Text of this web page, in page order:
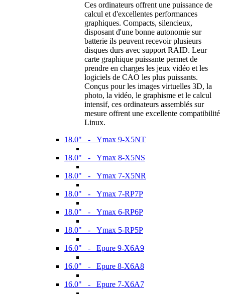
Ces ordinateurs offrent une puissance de
calcul et d'excellentes performances
graphiques. Compacts, silencieux,
disposant d'une bonne autonomie sur
batterie ils peuvent recevoir plusieurs
disques durs avec support RAID. Leur
carte graphique puissante permet de
prendre en charges les jeux vidéo et les
logiciels de CAO les plus puissants.
Conçus pour les images virtuelles 3D, la
photo, la vidéo, le graphisme et le calcul
intensif, ces ordinateurs assemblés sur
mesure offrent une excellente compatibilité
Linux.
18.0" - Ymax 9-X5NT
18.0" - Ymax 8-X5NS
18.0" - Ymax 7-X5NR
18.0" - Ymax 7-RP7P
18.0" - Ymax 6-RP6P
18.0" - Ymax 5-RP5P
16.0" - Epure 9-X6A9
16.0" - Epure 8-X6A8
16.0" - Epure 7-X6A7